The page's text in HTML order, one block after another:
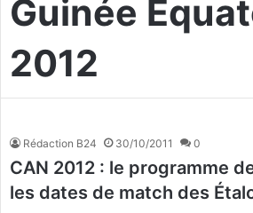
Guinée
2012
Rédaction B24 30/10/2011 0
CAN 2012 : le programme
les dates de match des